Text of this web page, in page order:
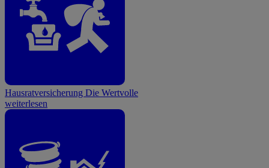
Hausratversicherung Die Wertvolle
weiterlesen